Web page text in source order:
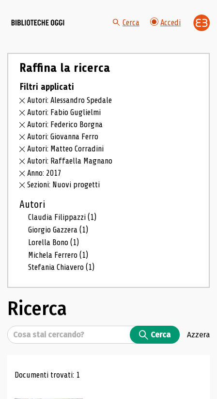
Cerca Accedi
Raffina la ricerca
Filtri applicati
Autori: Alessandro Spedale
Autori: Fabio Guglielmi
Autori: Federico Borgna
Autori: Giovanna Ferro
Autori: Matteo Corradini
Autori: Raffaella Magnano
Anno: 2017
Sezioni: Nuovi progetti
Autori
Claudia Filippazzi(1)
Giorgio Gazzera(1)
Lorella Bono(1)
Michela Ferrero(1)
Stefania Chiavero(1)
Ricerca
Cerca Cerca Azzera
Risultati di ricerca
Documenti trovati: 1